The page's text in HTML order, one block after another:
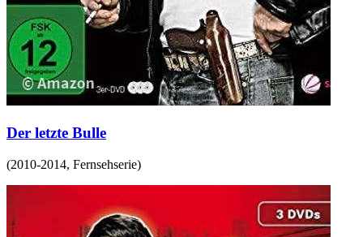
Der letzte Bulle
(2010-2014, Fernsehserie)